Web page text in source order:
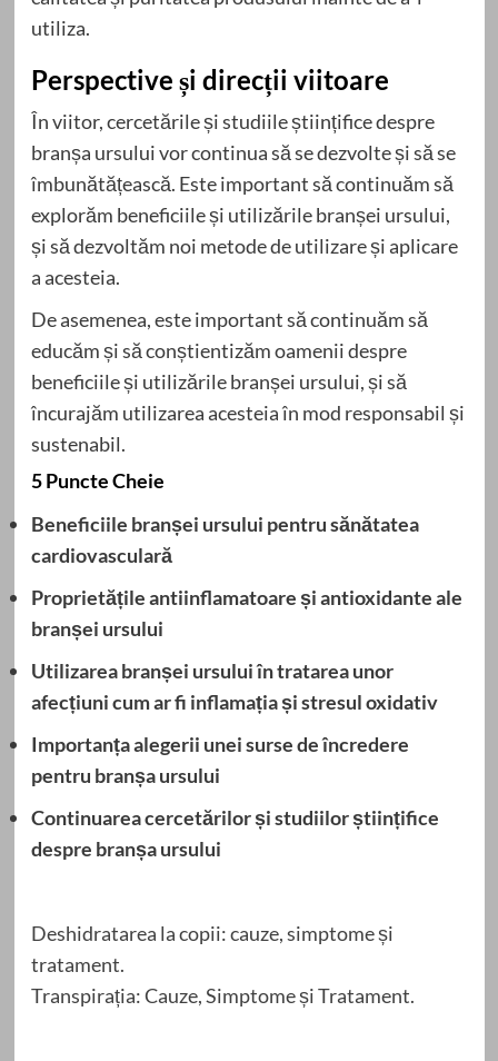
utiliza.
Perspective și direcții viitoare
În viitor, cercetările și studiile științifice despre
branșa ursului vor continua să se dezvolte și să se
îmbunătățească. Este important să continuăm să
explorăm beneficiile și utilizările branșei ursului,
și să dezvoltăm noi metode de utilizare și aplicare
a acesteia.
De asemenea, este important să continuăm să
educăm și să conștientizăm oamenii despre
beneficiile și utilizările branșei ursului, și să
încurajăm utilizarea acesteia în mod responsabil și
sustenabil.
5 Puncte Cheie
Beneficiile branșei ursului pentru sănătatea
cardiovasculară
Proprietățile antiinflamatoare și antioxidante ale
branșei ursului
Utilizarea branșei ursului în tratarea unor
afecțiuni cum ar fi inflamația și stresul oxidativ
Importanța alegerii unei surse de încredere
pentru branșa ursului
Continuarea cercetărilor și studiilor științifice
despre branșa ursului
Deshidratarea la copii: cauze, simptome și
tratament.
Transpirația: Cauze, Simptome și Tratament.